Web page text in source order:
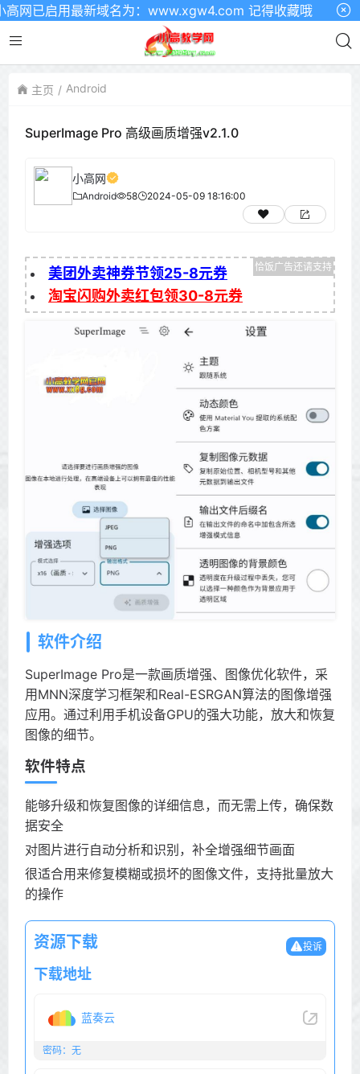
已启用最新域名为：www.xgw4.com 记得收藏哦
主页 Android
SuperImage Pro 高级画质增强v2.1.0
小高网
Android 58 2024-05-09 18:16:00
美团外卖神券节领25-8元券
淘宝闪购外卖红包领30-8元券
软件介绍
SuperImage Pro是一款画质增强、图像优化软件，采
用MNN深度学习框架和Real-ESRGAN算法的图像增强
应用。通过利用手机设备GPU的强大功能，放大和恢复
图像的细节。
软件特点
能够升级和恢复图像的详细信息，而无需上传，确保数
据安全
对图片进行自动分析和识别，补全增强细节画面
很适合用来修复模糊或损坏的图像文件，支持批量放大
的操作
资源下载 投诉
下载地址
蓝奏云
密码：无